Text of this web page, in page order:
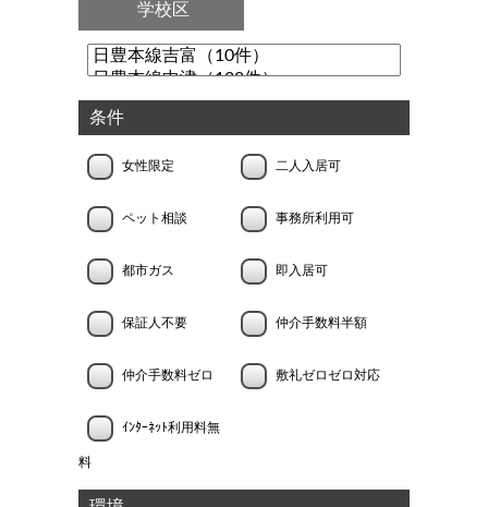
学校区
条件
女性限定 二人入居可
ペット相談 事務所利用可
都市ガス 即入居可
保証人不要 仲介手数料半額
仲介手数料ゼロ 敷礼ゼロゼロ対応
ｲﾝﾀｰﾈｯﾄ利用料無
料